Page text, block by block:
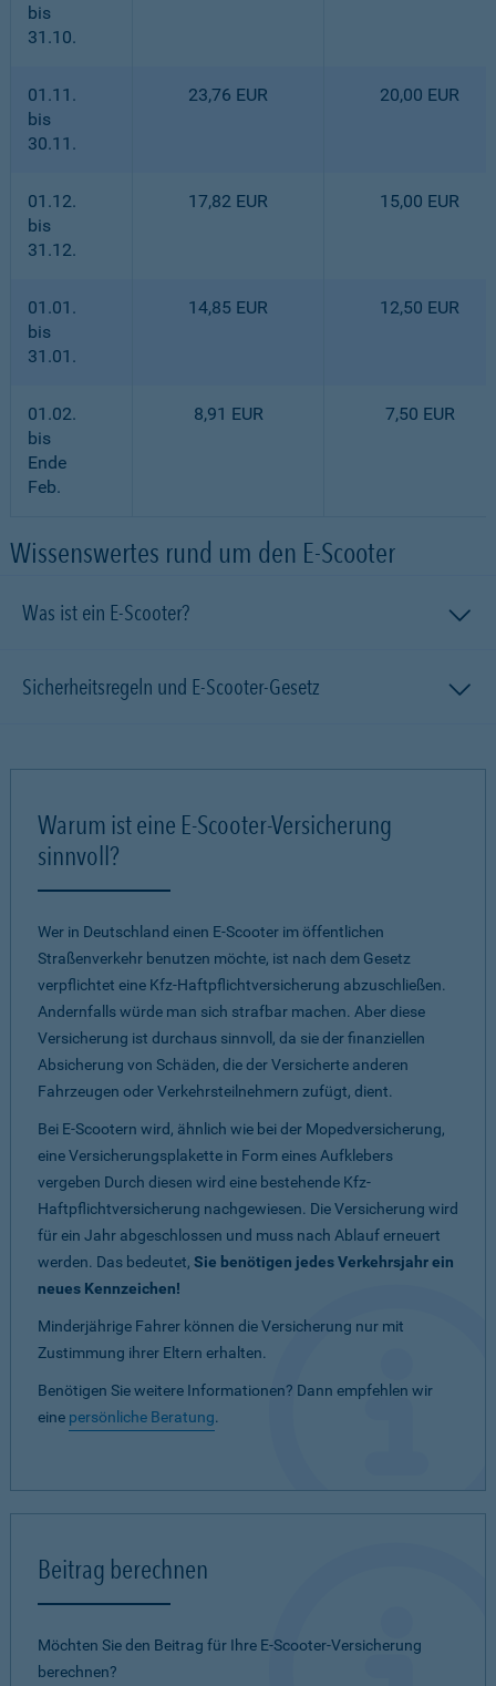
bis
31.10.
01.11.
bis
30.11.
23,76 EUR 20,00 EUR
01.12.
bis
31.12.
17,82 EUR 15,00 EUR
01.01.
bis
31.01.
14,85 EUR 12,50 EUR
01.02.
bis
Ende
Feb.
8,91 EUR 7,50 EUR
Wissenswertes rund um den E-Scooter
Was ist ein E-Scooter?
Sicherheitsregeln und E-Scooter-Gesetz
Warum ist eine E-Scooter-Versicherung
sinnvoll?
Wer in Deutschland einen E-Scooter im öffentlichen
Straßenverkehr benutzen möchte, ist nach dem Gesetz
verpflichtet eine Kfz-Haftpflichtversicherung abzuschließen.
Andernfalls würde man sich strafbar machen. Aber diese
Versicherung ist durchaus sinnvoll, da sie der finanziellen
Absicherung von Schäden, die der Versicherte anderen
Fahrzeugen oder Verkehrsteilnehmern zufügt, dient.
Bei E-Scootern wird, ähnlich wie bei der Mopedversicherung,
eine Versicherungsplakette in Form eines Aufklebers
vergeben Durch diesen wird eine bestehende Kfz-
Haftpflichtversicherung nachgewiesen. Die Versicherung wird
für ein Jahr abgeschlossen und muss nach Ablauf erneuert
werden. Das bedeutet, Sie benötigen jedes Verkehrsjahr ein
neues Kennzeichen!
Minderjährige Fahrer können die Versicherung nur mit
Zustimmung ihrer Eltern erhalten.
Benötigen Sie weitere Informationen? Dann empfehlen wir
eine persönliche Beratung.
Beitrag berechnen
Möchten Sie den Beitrag für Ihre E-Scooter-Versicherung
berechnen?